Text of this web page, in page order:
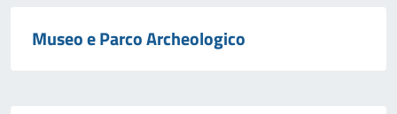
Museo e Parco Archeologico